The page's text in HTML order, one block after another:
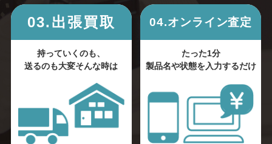
03.出張買取
持っていくのも、
送るのも大変そんな時は
04.オンライン査定
たった1分
製品名や状態を入力するだけ